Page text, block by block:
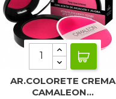
AR.COLORETE CREMA
CAMALEON...